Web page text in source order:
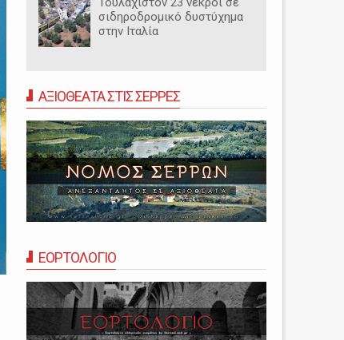
σιδηροδρομικό δυστύχημα
στην Ιταλία
ΑΞΙΟΘΕΑΤΑ ΣΤΙΣ ΣΕΡΡΕΣ
ΕΟΡΤΟΛΟΓΙΟ